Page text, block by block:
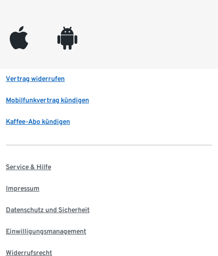
appleinc android
Vertrag widerrufen
Mobilfunkvertrag kündigen
Kaffee-Abo kündigen
Service & Hilfe
Impressum
Datenschutz und Sicherheit
Einwilligungsmanagement
Widerrufsrecht